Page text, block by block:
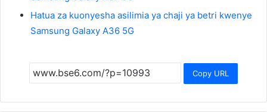
Hatua za kuonyesha asilimia ya chaji ya betri kwenye
Samsung Galaxy A36 5G
Copy URL